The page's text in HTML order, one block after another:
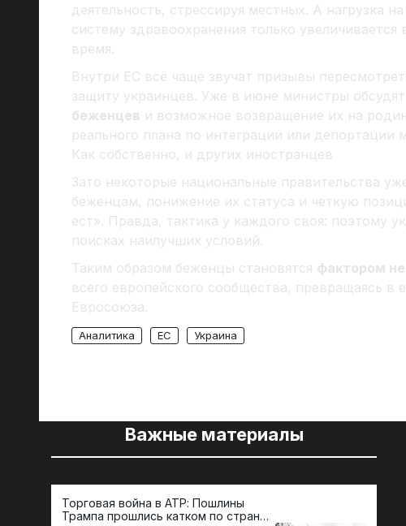
деятельность, стрессируя местных. А нагрузка
систему здравоохранения только увеличивается
время.
Внутри ЕС всё чаще звучат призывы
защиту украинцев. Уже в июне министры обсудят
беженцев и возможное возвращение их на
реального плана по интеграции или
Как собственно, и других иностранцев
Зато некоторые национальные правительства
беженцам, понижение их статуса и чёткую
ест». Правда, тактика у каждого своя: поэтому
поисках наилучших условий.
Таким образом беженцы становятся фактором
всего европейского сообщества, превращаясь
Евросоюза.
Аналитика ЕС Украина
Важные материалы
Торговая война в АТР: Пошлины
Трампа прошлись катком по странам